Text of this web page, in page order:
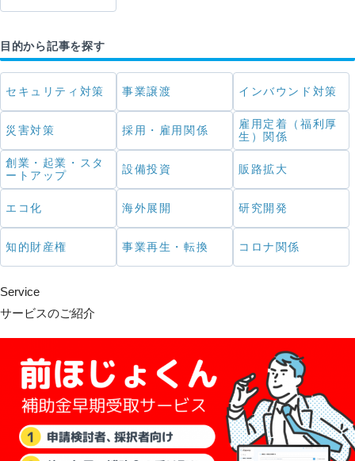
目的から記事を探す
セキュリティ対策 事業譲渡 インバウンド対策
災害対策 採用・雇用関係
雇用定着（福利厚
生）関係
創業・起業・スタ
ートアップ
設備投資 販路拡大
エコ化 海外展開 研究開発
知的財産権 事業再生・転換 コロナ関係
Service
サービスのご紹介